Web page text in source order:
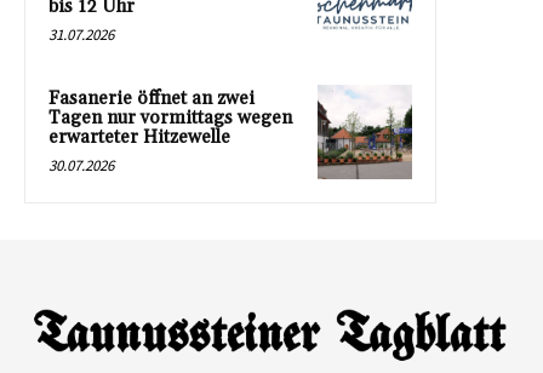
bis 12 Uhr
31.07.2026
Fasanerie öffnet an zwei
Tagen nur vormittags wegen
erwarteter Hitzewelle
30.07.2026